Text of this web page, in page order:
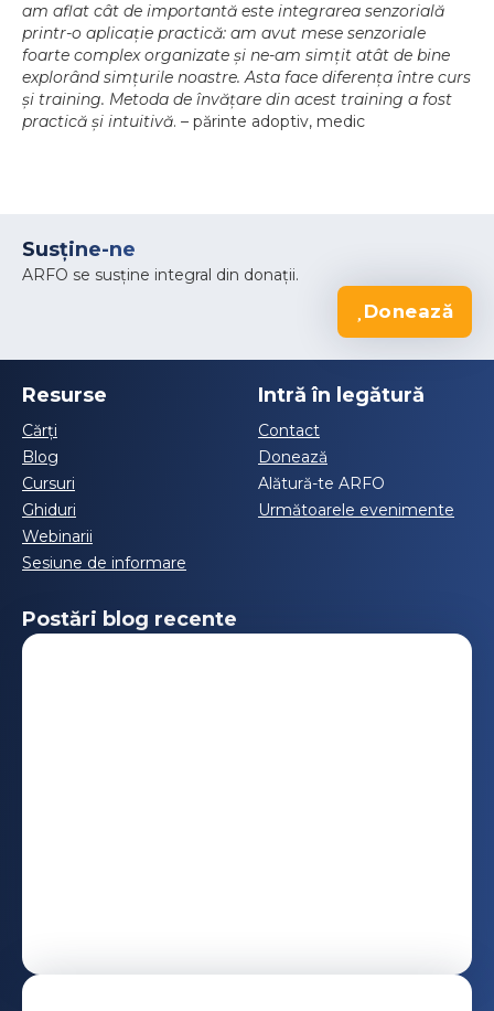
am aflat cât de importantă este integrarea senzorială
printr-o aplicație practică: am avut mese senzoriale
foarte complex organizate și ne-am simțit atât de bine
explorând simțurile noastre. Asta face diferența între curs
și training. Metoda de învățare din acest training a fost
practică și intuitivă. – părinte adoptiv, medic
Susține-ne
ARFO se susține integral din donații.
Donează
Resurse
Cărți
Blog
Cursuri
Ghiduri
Webinarii
Sesiune de informare
Intră în legătură
Contact
Donează
Alătură-te ARFO
Următoarele evenimente
Postări blog recente